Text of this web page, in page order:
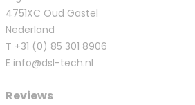
4751XC Oud Gastel
Nederland
T +31 (0) 85 301 8906
E info@dsl-tech.nl
Reviews